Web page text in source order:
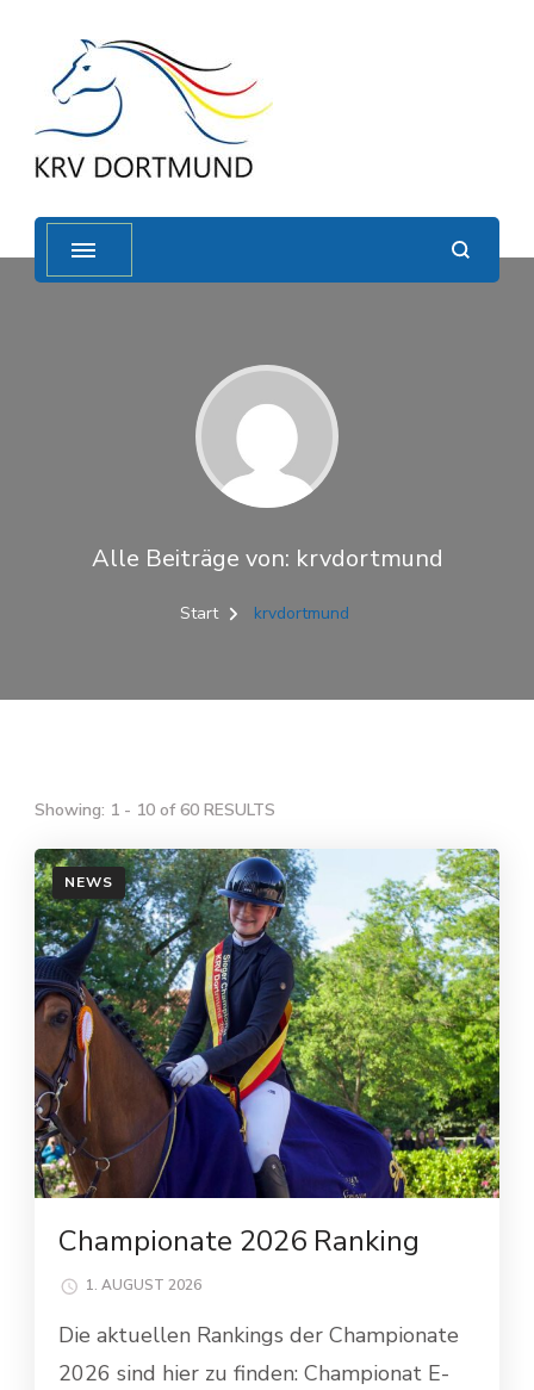
Alle Beiträge von: krvdortmund
Start krvdortmund
Showing: 1 - 10 of 60 RESULTS
NEWS
Championate 2026 Ranking
1. AUGUST 2026
Die aktuellen Rankings der Championate
2026 sind hier zu finden: Championat E-